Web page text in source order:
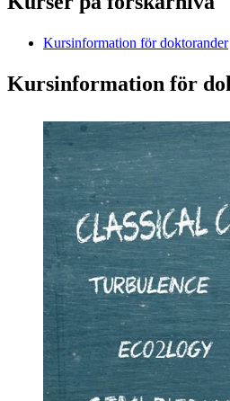
Kursinformation för doktorander
Kursinformation för